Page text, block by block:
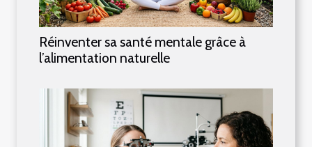
Réinventer sa santé mentale grâce à
l’alimentation naturelle